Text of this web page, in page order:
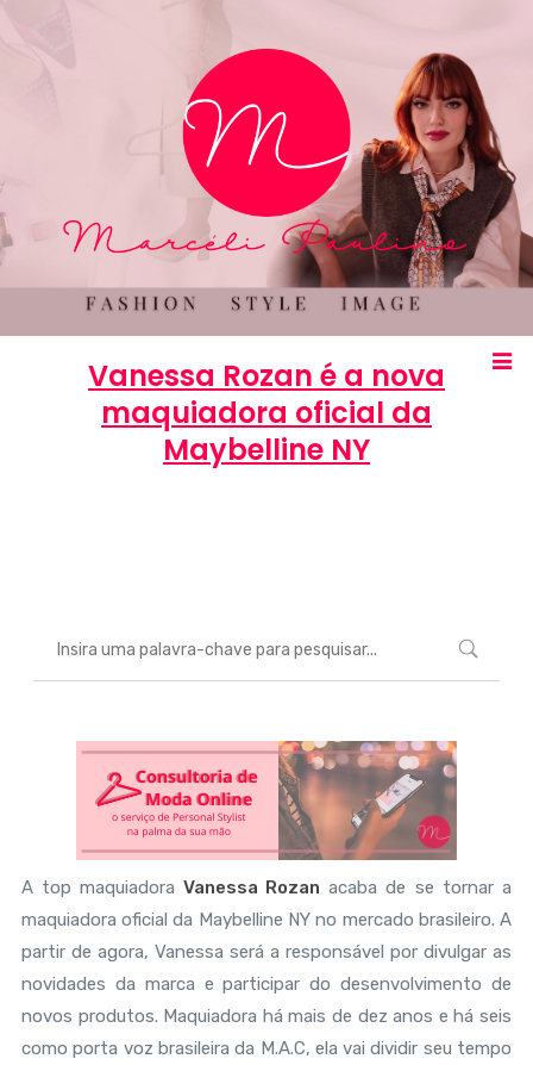
Vanessa Rozan é a nova
maquiadora oficial da
Maybelline NY
A top maquiadora Vanessa Rozan acaba de se tornar a
maquiadora oficial da Maybelline NY no mercado brasileiro. A
partir de agora, Vanessa será a responsável por divulgar as
novidades da marca e participar do desenvolvimento de
novos produtos. Maquiadora há mais de dez anos e há seis
como porta voz brasileira da M.A.C, ela vai dividir seu tempo